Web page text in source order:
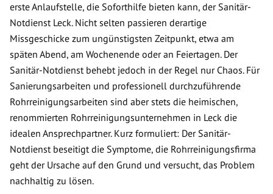
erste Anlaufstelle, die Soforthilfe bieten kann, der Sanitär-
Notdienst Leck. Nicht selten passieren derartige
Missgeschicke zum ungünstigsten Zeitpunkt, etwa am
späten Abend, am Wochenende oder an Feiertagen. Der
Sanitär-Notdienst behebt jedoch in der Regel nur Chaos. Für
Sanierungsarbeiten und professionell durchzuführende
Rohrreinigungsarbeiten sind aber stets die heimischen,
renommierten Rohrreinigungsunternehmen in Leck die
idealen Ansprechpartner. Kurz formuliert: Der Sanitär-
Notdienst beseitigt die Symptome, die Rohrreinigungsfirma
geht der Ursache auf den Grund und versucht, das Problem
nachhaltig zu lösen.